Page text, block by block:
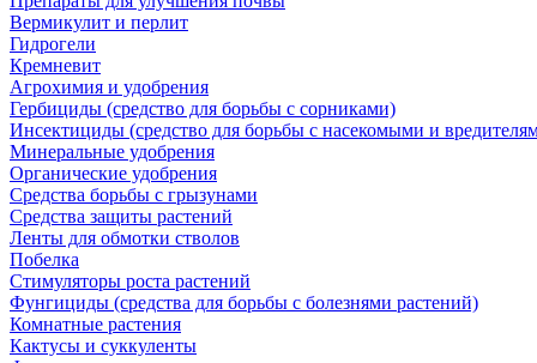
Вермикулит и перлит
Гидрогели
Кремневит
Агрохимия и удобрения
Гербициды (средство для борьбы с сорниками)
Инсектициды (средство для борьбы с насекомыми и
Минеральные удобрения
Органические удобрения
Средства борьбы с грызунами
Средства защиты растений
Ленты для обмотки стволов
Побелка
Стимуляторы роста растений
Фунгициды (средства для борьбы с болезнями растений)
Комнатные растения
Кактусы и суккуленты